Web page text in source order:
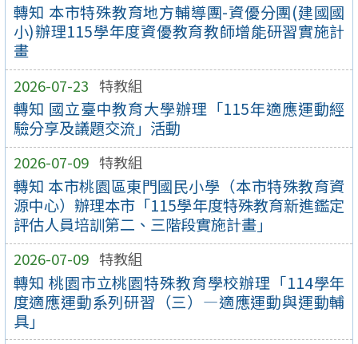
轉知 本市特殊教育地方輔導團-資優分團(建國國
小)辦理115學年度資優教育教師增能研習實施計
畫
2026-07-23 特教組
轉知 國立臺中教育大學辦理「115年適應運動經
驗分享及議題交流」活動
2026-07-09 特教組
轉知 本市桃園區東門國民小學（本市特殊教育資
源中心）辦理本市「115學年度特殊教育新進鑑定
評估人員培訓第二、三階段實施計畫」
2026-07-09 特教組
轉知 桃園市立桃園特殊教育學校辦理「114學年
度適應運動系列研習（三）—適應運動與運動輔
具」